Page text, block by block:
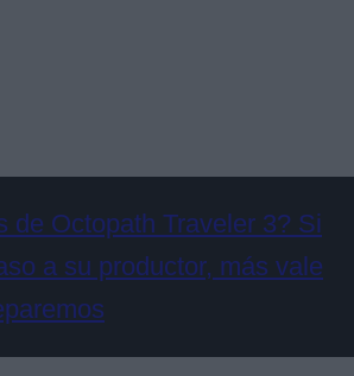
de Octopath Traveler 3? Si
a su productor, más vale